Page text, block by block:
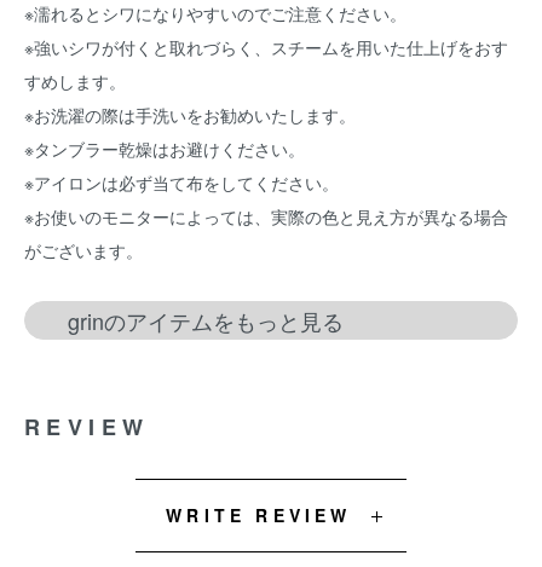
※濡れるとシワになりやすいのでご注意ください。
※強いシワが付くと取れづらく、スチームを用いた仕上げをおす
すめします。
※お洗濯の際は手洗いをお勧めいたします。
※タンブラー乾燥はお避けください。
※アイロンは必ず当て布をしてください。
※お使いのモニターによっては、実際の色と見え方が異なる場合
がございます。
grinのアイテムをもっと見る
REVIEW
WRITE REVIEW